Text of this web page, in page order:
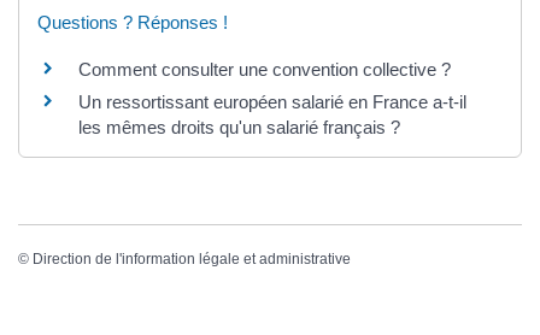
Questions ? Réponses !
Comment consulter une convention collective ?
Un ressortissant européen salarié en France a-t-il
les mêmes droits qu'un salarié français ?
© Direction de l'information légale et administrative